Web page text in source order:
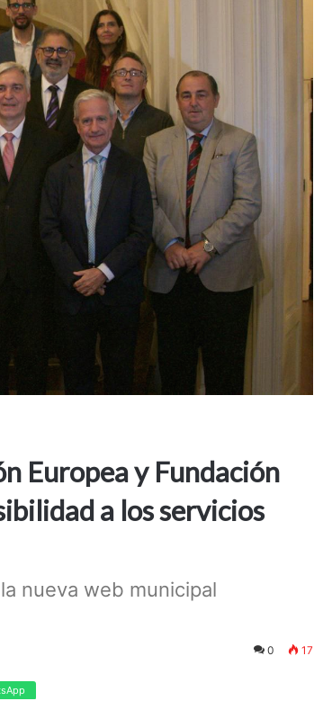
Europea y Fundación
a los servicios
nueva web municipal
0 17